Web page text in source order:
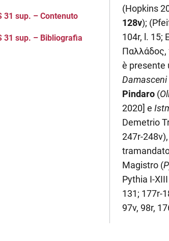
31 sup. – Contenuto
31 sup. – Bibliografia
(Hopkins
128v);
104r, l. 15;
Παλλάδος,
è presente
Damasceni
Pindaro (
2020] e
Demetrio
247r-
Magistro (
Pythia I-
131; 177r-
97v, 98r,